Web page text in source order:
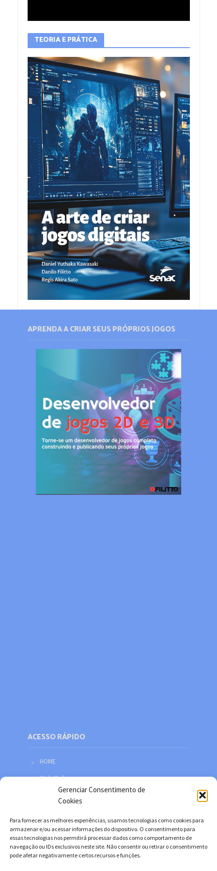
Gerenciar Consentimento de
Cookies
Para fornecer as melhores experiências, usamos tecnologias como cookies para
armazenar e/ou acessar informações do dispositivo. O consentimento para
essas tecnologias nos permitirá processar dados como comportamento de
navegação ou IDs exclusivos neste site. Não consentir ou retirar o consentimento
pode afetar negativamente certos recursos e funções.
TEORIA E PRÁTICA
APRENDA A CRIAR SEUS PRÓPRIOS JOGOS
ACESSO RÁPIDO
HOME
Web Mail
Política de privacidade
Facebook
Twitter
YouTube